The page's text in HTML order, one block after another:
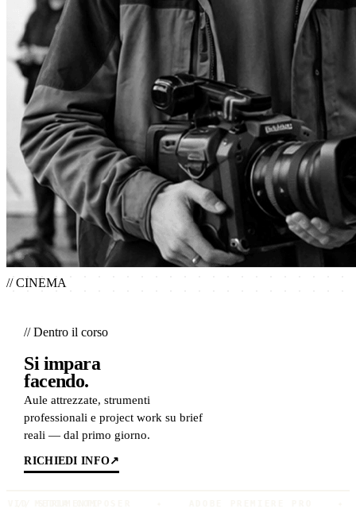
// CINEMA
// Dentro il corso
Si impara
facendo.
Aule attrezzate, strumenti
professionali e project work su brief
reali — dal primo giorno.
RICHIEDI INFO↗